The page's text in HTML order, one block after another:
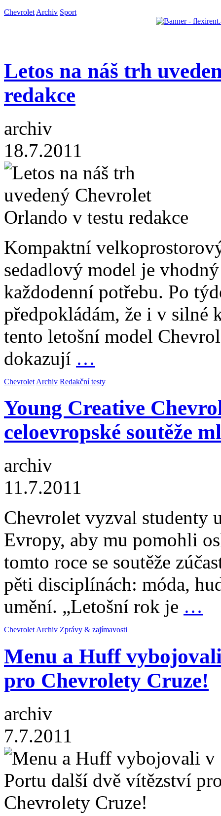
Chevrolet Archiv Sport
Letos na náš trh
redakce
archiv
18.7.2011
Kompaktní
sedadlový model je
každodenní potřebu. Po
předpokládám, že i v silné
tento letošní model
dokazují …
Chevrolet Archiv Redakční testy
Young Creative
celoevropské soutěže
archiv
11.7.2011
Chevrolet vyzval studenty
Evropy, aby mu pomohli
tomto roce se soutěže
pěti disciplínách: móda,
umění. „Letošní rok je …
Chevrolet Archiv Zprávy & zajímavosti
Menu a Huff
pro Chevrolety Cruze!
archiv
7.7.2011